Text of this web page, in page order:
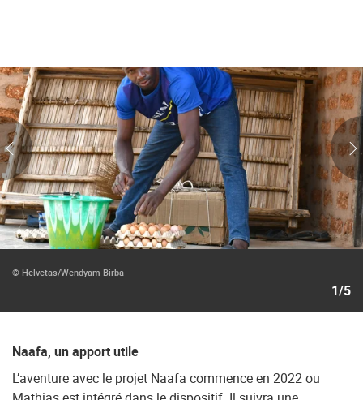
© Helvetas/Wendyam Birba
1/5
Naafa, un apport utile
L’aventure avec le projet Naafa commence en 2022 ou